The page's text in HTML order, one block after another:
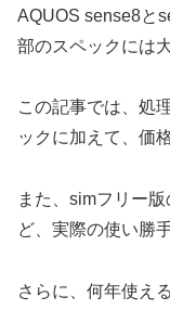
AQUOS sense8と
部のスペックには
この記事では、処
ックに加えて、価
また、simフリー
ど、実際の使い勝
さらに、何年使え